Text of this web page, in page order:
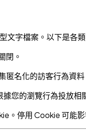
字檔案。以下是各類
閉。
名化的訪客行為資
您的瀏覽行為投放相
。停用 Cookie 可能